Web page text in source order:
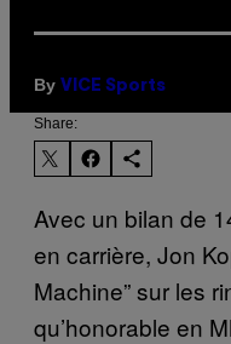
By VICE Sports
Share:
Avec un bilan de
en carrière, Jon
Machine” sur les
qu’honorable en